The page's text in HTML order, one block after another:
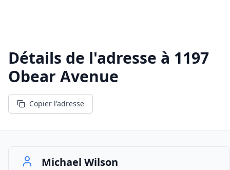
Détails de l'adresse à 1197
Obear Avenue
Copier l'adresse
Michael Wilson